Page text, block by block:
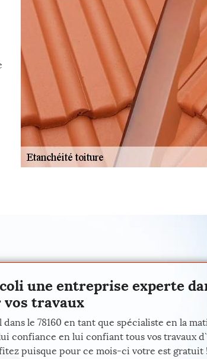
une entreprise experte
vos travaux
le 78160 en tant que spécialiste en la
confiance en lui confiant tous vos travaux
puisque pour ce mois-ci votre est gratuit